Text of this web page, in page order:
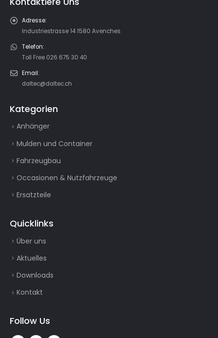
Adresse:
Industriestrasse 14 1580 Avenches
Telefon:
Toll Free 026 675 30 40
Email:
daltec@daltec.ch
Kategorien
Anhänger
Mulden und Container
Fahrzeugbau
Occasionen & Nutzfahrzeuge
Ersatzteile
Quicklinks
Über uns
Aktuelles
Downloads
Kontakt
Follow Us